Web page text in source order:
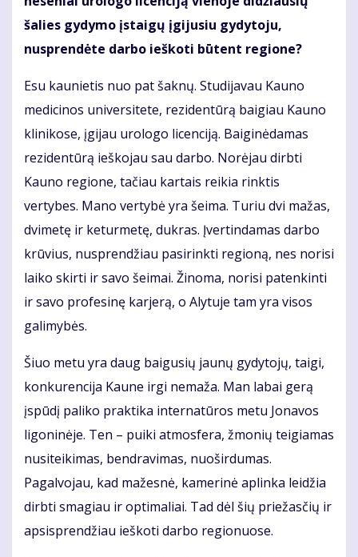
šalies gydymo įstaigų įgijusiu gydytoju,
nusprendėte darbo ieškoti būtent regione?
Esu kaunietis nuo pat šaknų. Studijavau Kauno
medicinos universitete, rezidentūrą baigiau Kauno
klinikose, įgijau urologo licenciją. Baiginėdamas
rezidentūrą ieškojau sau darbo. Norėjau dirbti
Kauno regione, tačiau kartais reikia rinktis
vertybes. Mano vertybė yra šeima. Turiu dvi mažas,
dvimetę ir keturmetę, dukras. Įvertindamas darbo
krūvius, nusprendžiau pasirinkti regioną, nes norisi
laiko skirti ir savo šeimai. Žinoma, norisi patenkinti
ir savo profesinę karjerą, o Alytuje tam yra visos
galimybės.
Šiuo metu yra daug baigusių jaunų gydytojų, taigi,
konkurencija Kaune irgi nemaža. Man labai gerą
įspūdį paliko praktika internatūros metu Jonavos
ligoninėje. Ten – puiki atmosfera, žmonių teigiamas
nusiteikimas, bendravimas, nuoširdumas.
Pagalvojau, kad mažesnė, kamerinė aplinka leidžia
dirbti smagiau ir optimaliai. Tad dėl šių priežasčių ir
apsisprendžiau ieškoti darbo regionuose.